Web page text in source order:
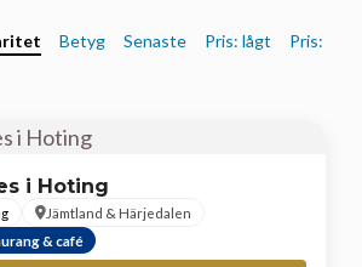
Betyg Senaste Pris: lågt
Pris:
i Hoting
Jämtland & Härjedalen
& café